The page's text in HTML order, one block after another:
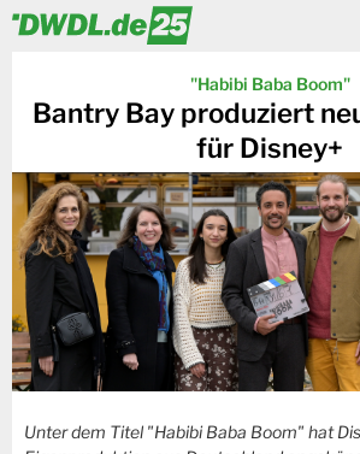
"Habibi Baba Boom"
Bantry Bay produziert
für Disney+
Unter dem Titel "Habibi Baba Boom" hat